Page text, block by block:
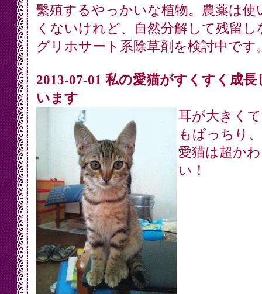
繫殖するやっかいな植物。農薬は使
くないけれど、自然分解して残留し
グリホサート系除草剤を検討中です
2013-07-01 私の愛猫がすくすく成長
います
耳が大きく
もぱっちり
愛猫は超か
い！